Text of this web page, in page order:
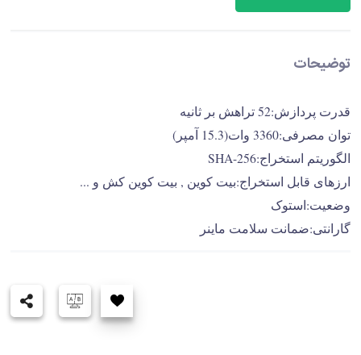
توضیحات
قدرت پردازش:52 تراهش بر ثانیه
توان مصرفی:3360 وات(15.3 آمپر)
الگوریتم استخراج:SHA-256
ارزهای قابل استخراج:بیت کوین , بیت کوین کش و ...
وضعیت:استوک
گارانتی:ضمانت سلامت ماینر